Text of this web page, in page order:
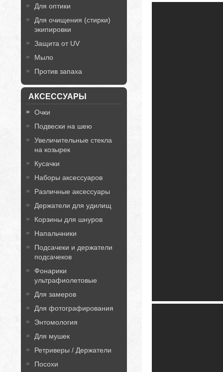
Для оптики
Для очищения (стирки)
экипировки
Защита от UV
Мыло
Против запаха
АКСЕССУАРЫ
Очки
Подвески на шею
Увеличительные стекла
на козырек
Кусачки
Наборы аксессуаров
Различные аксессуары
Держатели для удилищ
Корзины для шнуров
Напальчники
Подсачеки и держатели
подсачеков
Фонарики
ультрафиолетовые
Для замеров
Для фотографирования
Энтомология
Для мушек
Ретриверы / Держатели
Посохи